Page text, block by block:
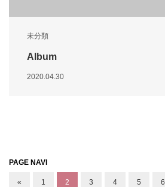
未分類
Album
2020.04.30
PAGE NAVI
« 1 2 3 4 5 6